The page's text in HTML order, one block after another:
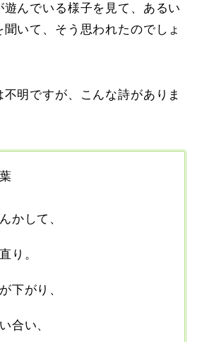
んでいる様子を見て、あるい
いて、そう思われたのでしょ
明ですが、こんな詩がありま
かして、
り。
下がり、
合い、